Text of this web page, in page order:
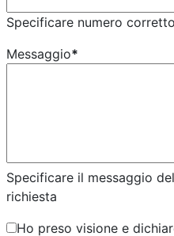
Specificare numero corretto
Messaggio*
Specificare il messaggio
richiesta
Ho preso visione e